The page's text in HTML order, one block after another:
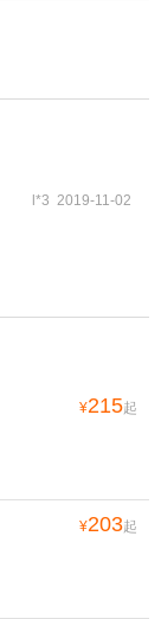
l*3 2019-11-02
¥215起
¥203起